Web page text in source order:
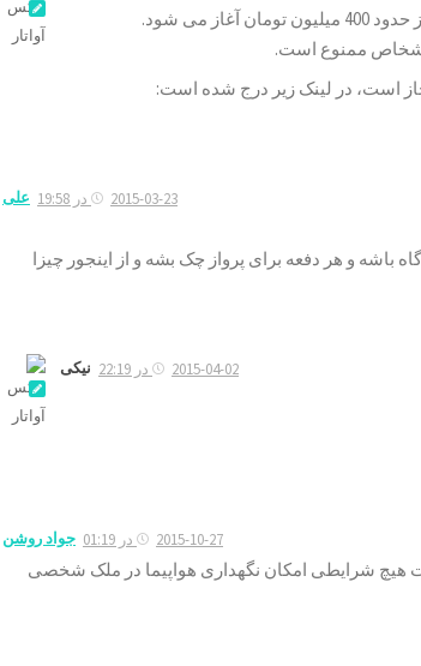
می شود.
است، در لینک زیر درج شده است:
علی 2015-03-23 در 19:58
باشه و هر دفعه برای پرواز چک بشه و از اینجور چیزا
نیکی 2015-04-02 در 22:19
جواد روشن 2015-10-27 در 01:19
هیچ شرایطی امکان نگهداری هواپیما در ملک شخصی